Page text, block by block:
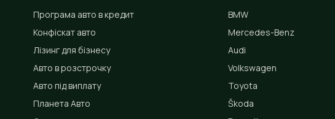
Програма авто в кредит
Конфіскат авто
Лізинг для бізнесу
Авто в розстрочку
Авто під виплату
Планета Авто
BMW
Mercedes-Benz
Audi
Volkswagen
Toyota
Škoda